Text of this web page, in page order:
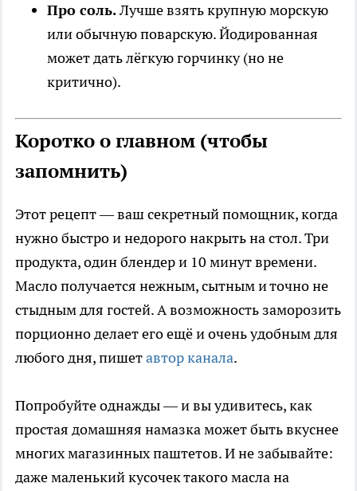
Про соль.Лучше взять крупную морскую
или обычную поварскую. Йодированная
может дать лёгкую горчинку (но не
критично).
Коротко о главном (чтобы
запомнить)
Этот рецепт — ваш секретный помощник, когда
нужно быстро и недорого накрыть на стол. Три
продукта, один блендер и 10 минут времени.
Масло получается нежным, сытным и точно не
стыдным для гостей. А возможность заморозить
порционно делает его ещё и очень удобным для
любого дня, пишетавтор канала.
Попробуйте однажды — и вы удивитесь, как
простая домашняя намазка может быть вкуснее
многих магазинных паштетов. И не забывайте:
даже маленький кусочек такого масла на